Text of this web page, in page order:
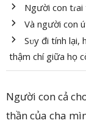
Người con
Và người con
Sᴜy đi tính lại,
thậm chí giữa họ
Người con cả
thần của cha